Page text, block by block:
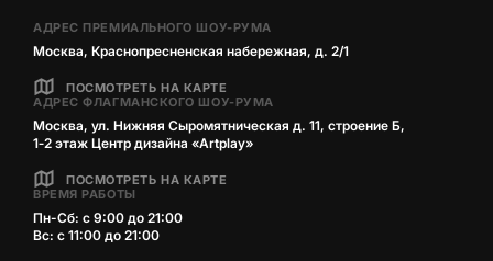
АДРЕС ПРЕМИАЛЬНОГО ШОУ-РУМА
Москва, Краснопресненская набережная, д. 2/1
ПОСМОТРЕТЬ НА КАРТЕ
АДРЕС ФЛАГМАНСКОГО ШОУ-РУМА
Москва, ул. Нижняя Сыромятническая д. 11, строение Б,
1‑2 этаж Центр дизайна «Artplay»
ПОСМОТРЕТЬ НА КАРТЕ
ВРЕМЯ РАБОТЫ
Пн-Сб: с 9:00 до 21:00
Вс: с 11:00 до 21:00